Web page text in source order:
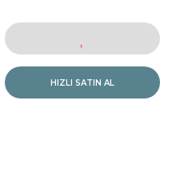
HIZLI SATIN AL